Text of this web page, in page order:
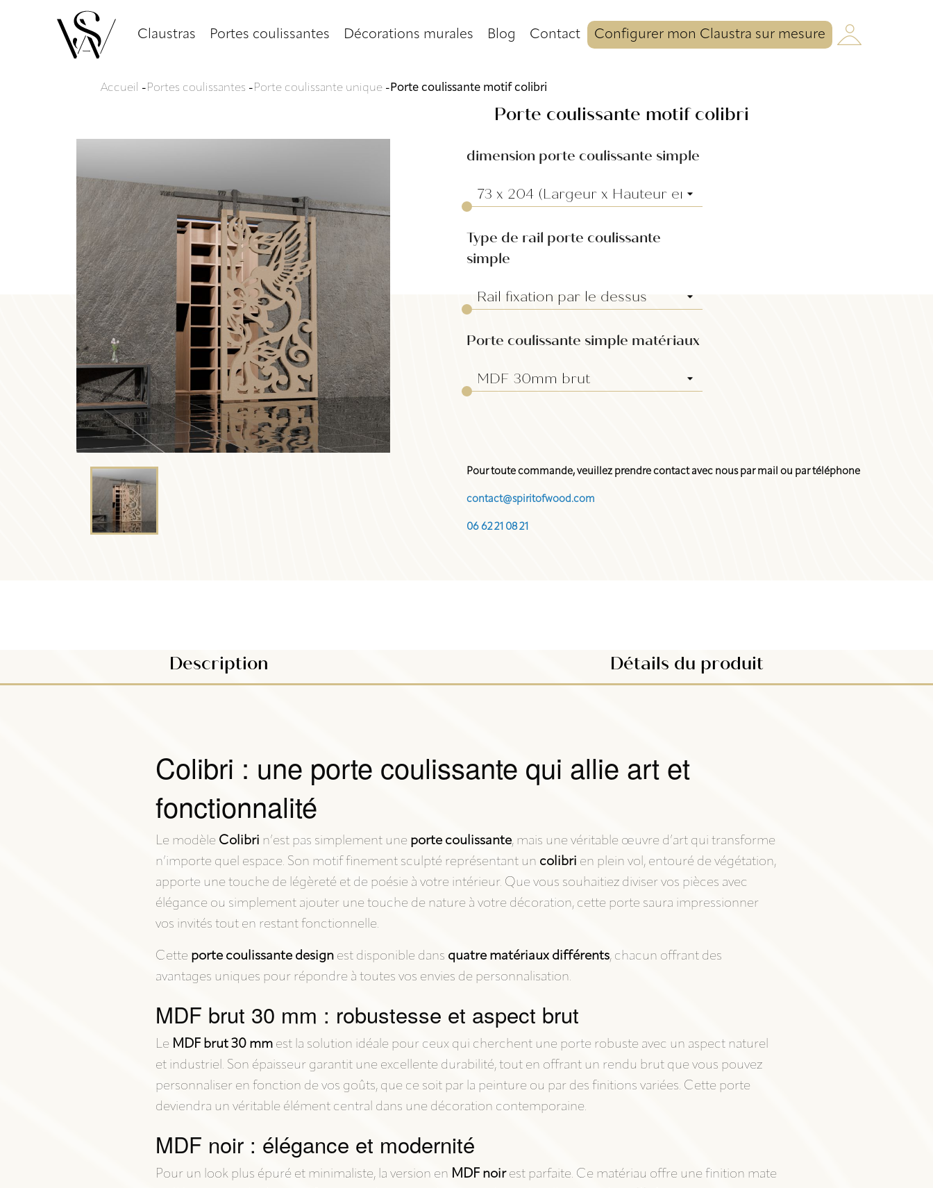
Claustras Portes coulissantes Décorations murales Blog Contact Configurer mon Claustra sur mesure
Accueil -Portes coulissantes -Porte coulissante unique - Porte coulissante motif colibri
Porte coulissante motif colibri
dimension porte coulissante simple
Type de rail porte coulissante
simple
Porte coulissante simple matériaux
Pour toute commande, veuillez prendre contact avec nous par mail ou par téléphone
contact@spiritofwood.com
06 62 21 08 21
Description Détails du produit
Colibri : une porte coulissante qui allie art et
fonctionnalité
Le modèle Colibri n’est pas simplement une porte coulissante, mais une véritable œuvre d’art qui transforme
n’importe quel espace. Son motif finement sculpté représentant un colibri en plein vol, entouré de végétation,
apporte une touche de légèreté et de poésie à votre intérieur. Que vous souhaitiez diviser vos pièces avec
élégance ou simplement ajouter une touche de nature à votre décoration, cette porte saura impressionner
vos invités tout en restant fonctionnelle.
Cette porte coulissante design est disponible dans quatre matériaux différents, chacun offrant des
avantages uniques pour répondre à toutes vos envies de personnalisation.
MDF brut 30 mm : robustesse et aspect brut
Le MDF brut 30 mm est la solution idéale pour ceux qui cherchent une porte robuste avec un aspect naturel
et industriel. Son épaisseur garantit une excellente durabilité, tout en offrant un rendu brut que vous pouvez
personnaliser en fonction de vos goûts, que ce soit par la peinture ou par des finitions variées. Cette porte
deviendra un véritable élément central dans une décoration contemporaine.
MDF noir : élégance et modernité
Pour un look plus épuré et minimaliste, la version en MDF noirest parfaite. Ce matériau offre une finition mate